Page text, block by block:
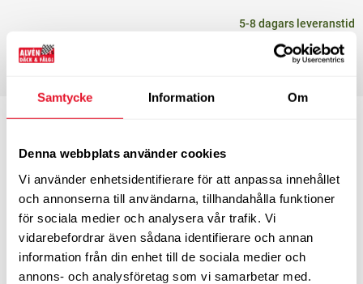
Samtycke Information Om
Denna webbplats använder cookies
Vi använder enhetsidentifierare för att anpassa innehållet
och annonserna till användarna, tillhandahålla funktioner
för sociala medier och analysera vår trafik. Vi
vidarebefordrar även sådana identifierare och annan
information från din enhet till de sociala medier och
annons- och analysföretag som vi samarbetar med.
5-8 dagars leveranstid
KÖP
2 570
Bredd 255
Hast.index T EU-märkning
Energimärkning
3-4 dagars leveranstid
Endast 1 st i lager
Tillverkat 2025
3 500kr/st